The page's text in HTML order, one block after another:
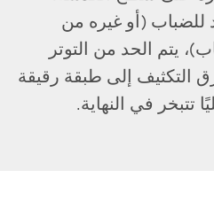
للضباب (أو غيره من
يتم الحد من التوتر
التكثيف إلى طبقة رقيقة
تتبخر في النهاية.